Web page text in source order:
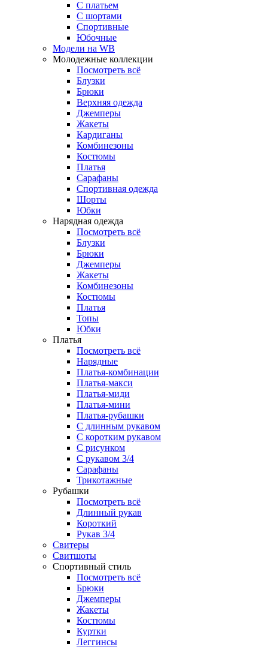
С платьем
С шортами
Спортивные
Юбочные
Модели на WB
Молодежные коллекции
Посмотреть всё
Блузки
Брюки
Верхняя одежда
Джемперы
Жакеты
Кардиганы
Комбинезоны
Костюмы
Платья
Сарафаны
Спортивная одежда
Шорты
Юбки
Нарядная одежда
Посмотреть всё
Блузки
Брюки
Джемперы
Жакеты
Комбинезоны
Костюмы
Платья
Топы
Юбки
Платья
Посмотреть всё
Нарядные
Платья-комбинации
Платья-макси
Платья-миди
Платья-мини
Платья-рубашки
С длинным рукавом
С коротким рукавом
С рисунком
С рукавом 3/4
Сарафаны
Трикотажные
Рубашки
Посмотреть всё
Длинный рукав
Короткий
Рукав 3/4
Свитеры
Свитшоты
Спортивный стиль
Посмотреть всё
Брюки
Джемперы
Жакеты
Костюмы
Куртки
Леггинсы